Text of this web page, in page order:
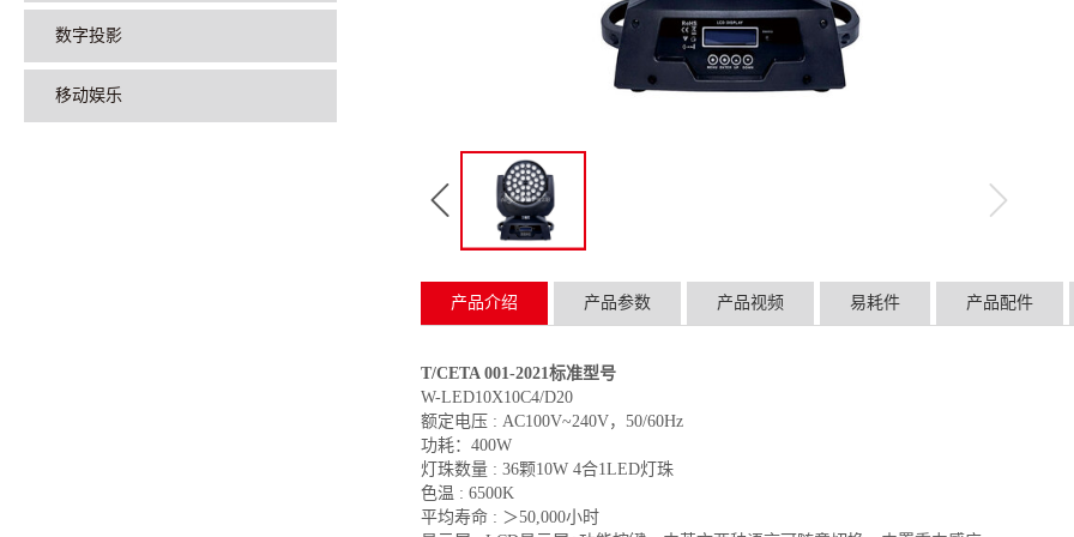
数字投影
移动娱乐
产品介绍 产品参数 产品视频 易耗件 产品配件
T/CETA 001-2021标准型号
W-LED10X10C4/D20
额定电压 : AC100V~240V，50/60Hz
功耗：400W
灯珠数量 : 36颗10W 4合1LED灯珠
色温 : 6500K
平均寿命 : ＞50,000小时